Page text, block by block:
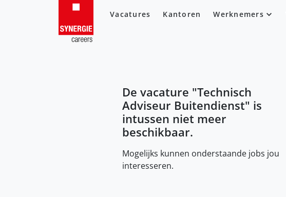
Vacatures Kantoren Werknemers
De vacature "Technisch
Adviseur Buitendienst" is
intussen niet meer
beschikbaar.
Mogelijks kunnen onderstaande jobs jou
interesseren.